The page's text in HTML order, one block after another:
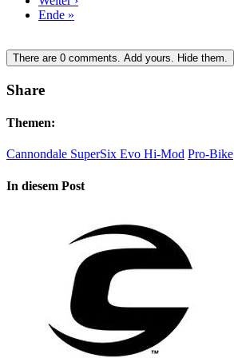
Ende »
There are 0 comments. Add yours. Hide them.
Share
Themen:
Cannondale SuperSix Evo Hi-Mod Pro-Bike
In diesem Post